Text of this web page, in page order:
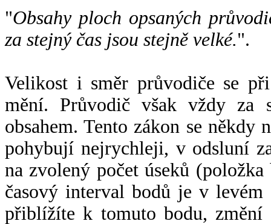
"Obsahy ploch opsaných
za stejný čas jsou stejně velké.".
Velikost i směr průvodiče se
mění. Průvodič však vždy za
obsahem. Tento zákon se někdy
pohybují nejrychleji, v odsluní
na zvolený počet úseků
časový interval bodů je v
přiblížíte k tomuto bodu,